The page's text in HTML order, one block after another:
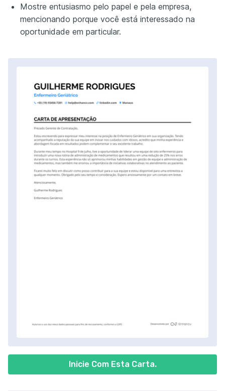
Inicie Com Esta Carta.
Mostre entusiasmo pelo papel e pela empresa,
mencionando porque você está interessado na
oportunidade em particular.